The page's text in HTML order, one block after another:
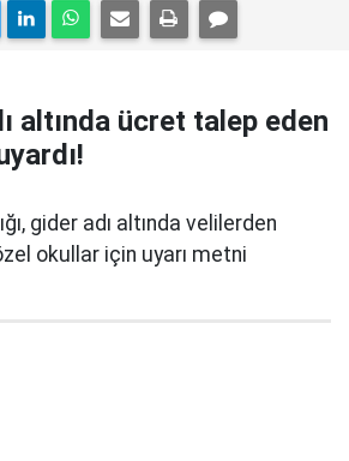
altında ücret talep eden
gider adı altında velilerden
okullar için uyarı metni